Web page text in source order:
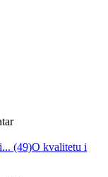
(49)O kvalitetu i